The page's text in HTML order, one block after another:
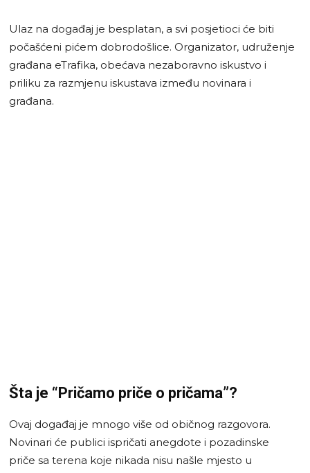
Ulaz na događaj je besplatan, a svi posjetioci će biti
počašćeni pićem dobrodošlice. Organizator, udruženje
građana eTrafika, obećava nezaboravno iskustvo i
priliku za razmjenu iskustava između novinara i
građana.
Šta je “Pričamo priče o pričama”?
Ovaj događaj je mnogo više od običnog razgovora.
Novinari će publici ispričati anegdote i pozadinske
priče sa terena koje nikada nisu našle mjesto u